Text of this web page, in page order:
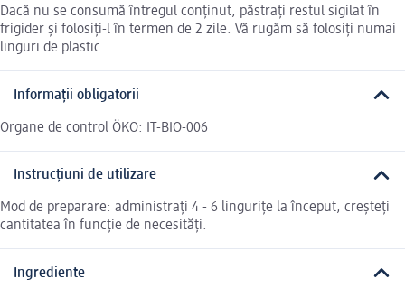
Dacă nu se consumă întregul conținut, păstrați restul sigilat în
frigider și folosiți-l în termen de 2 zile. Vă rugăm să folosiți numai
linguri de plastic.
Informații obligatorii
Organe de control ÖKO: IT-BIO-006
Instrucțiuni de utilizare
Mod de preparare: administrați 4 - 6 lingurițe la început, creșteți
cantitatea în funcție de necesități.
Ingrediente